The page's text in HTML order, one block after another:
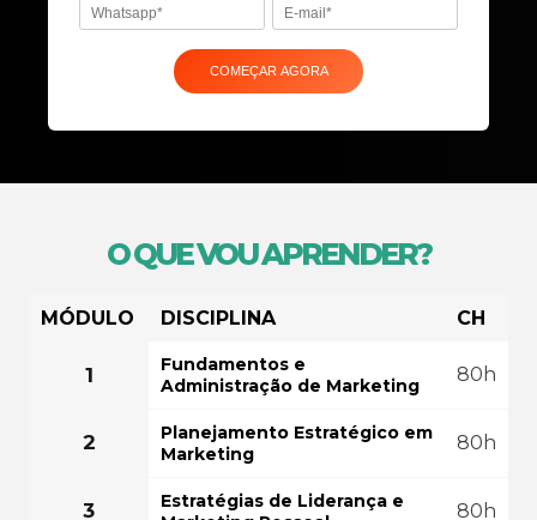
FAÇA SUA
GRÁTIS
O QUE VOU APRENDER?
MÓDULO DISCIPLINA CH
1
Fundamentos e
Administração de Marketing
80h
2
Planejamento Estratégico em
Marketing
80h
3
Estratégias de Liderança e
80h